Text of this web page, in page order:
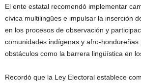
El ente estatal recomendó implementar
cívica multilingües e impulsar la inserción
en los procesos de observación y
comunidades indígenas y afro-hondureñas
obstáculos como la barrera lingüística en
Recordó que la Ley Electoral establece